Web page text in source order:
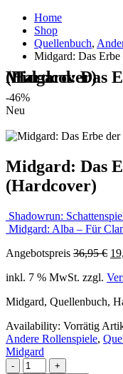
Home
Shop
Quellenbuch,
Midgard: Das
Midgard: Das Erbe der Löwensöhne (Hardcover)
-46%
Neu
Midgard: Das
(Hardcover)
Shadowrun:
Midgard: Alba – Für
Angebotspreis 36,95€
inkl. 7 % MwSt. zzgl.
Midgard, Quellenbuch,
Availability: Vorrätig
Andere Rollenspiele,
Midgard
-
+